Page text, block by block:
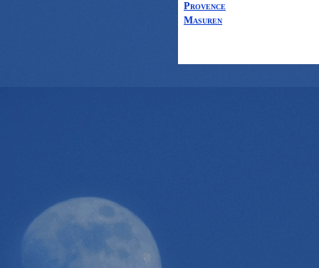
Provence
Masuren